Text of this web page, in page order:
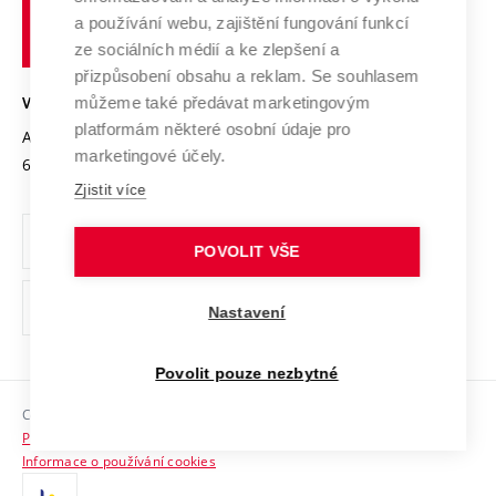
Transfer znalostí
Open Science
Projekty
Projekty ze strukturálních fondů
Specifický výzkum
Mezinárodní dohody
Univerzitní sítě
Podnikavá univerzita / ContriBUTe
Bezpečná univerzita
Vyznamenání
Organizační struktura
Ochrana osobních údajů
odkaz)
Sociální bezpečí
HR Award
učení
technické
Brně
VYSOKÉ UČENÍ TECHNICKÉ V BRNĚ
Antonínská 548/1
602 00 Brno
www.vut.cz
vut@vutbr.cz
Copyright © 2026 VUT
Prohlášení o přístupnosti
Informace o používání cookies
a používání webu, zajištění fungování funkcí
ze sociálních médií a ke zlepšení a
přizpůsobení obsahu a reklam. Se souhlasem
můžeme také předávat marketingovým
platformám některé osobní údaje pro
marketingové účely.
Zjistit více
POVOLIT VŠE
Nastavení
Povolit pouze nezbytné